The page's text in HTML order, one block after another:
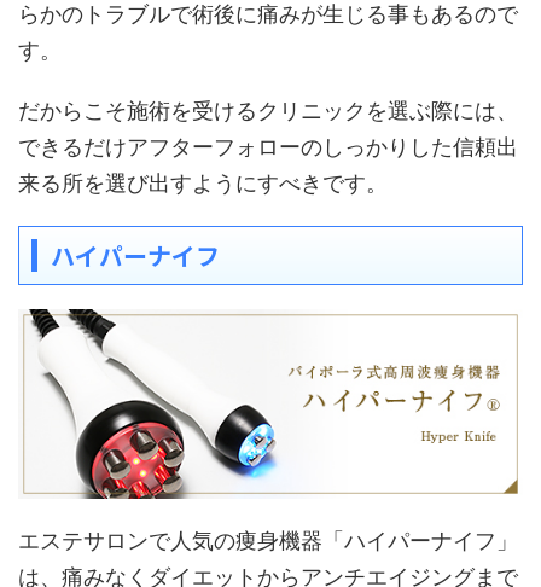
らかのトラブルで術後に痛みが生じる事もあるので
す。
だからこそ施術を受けるクリニックを選ぶ際には、
できるだけアフターフォローのしっかりした信頼出
来る所を選び出すようにすべきです。
ハイパーナイフ
エステサロンで人気の痩身機器「ハイパーナイフ」
は、痛みなくダイエットからアンチエイジングまで